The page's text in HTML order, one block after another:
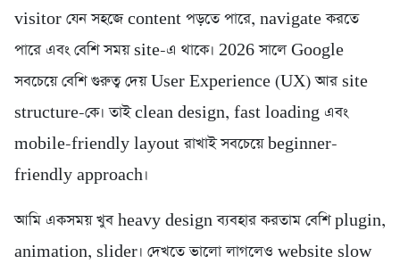
visitor যেন সহজে content পড়তে পারে, navigate করতে
পারে এবং বেশি সময় site-এ থাকে। 2026 সালে Google
সবচেয়ে বেশি গুরুত্ব দেয় User Experience (UX) আর site
structure-কে। তাই clean design, fast loading এবং
mobile-friendly layout রাখাই সবচেয়ে beginner-
friendly approach।
আমি একসময় খুব heavy design ব্যবহার করতাম বেশি plugin,
animation, slider। দেখতে ভালো লাগলেও website slow